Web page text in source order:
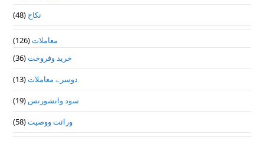
نکاح (48)
معاملات(126)
خرید وفروخت(36)
دوسرے معاملات(13)
سود وانشورنس (19)
وراثت ووصيت(58)